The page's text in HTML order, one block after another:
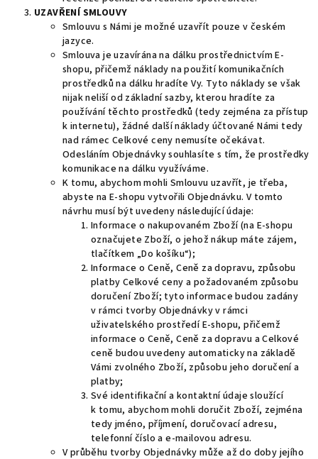
UZAVŘENÍ SMLOUVY
Smlouvu s Námi je možné uzavřít pouze v českém
jazyce.
Smlouva je uzavírána na dálku prostřednictvím E-
shopu, přičemž náklady na použití komunikačních
prostředků na dálku hradíte Vy. Tyto náklady se však
nijak neliší od základní sazby, kterou hradíte za
používání těchto prostředků (tedy zejména za přístup
k internetu), žádné další náklady účtované Námi tedy
nad rámec Celkové ceny nemusíte očekávat.
Odesláním Objednávky souhlasíte s tím, že prostředky
komunikace na dálku využíváme.
K tomu, abychom mohli Smlouvu uzavřít, je třeba,
abyste na E-shopu vytvořili Objednávku. V tomto
návrhu musí být uvedeny následující údaje:
Informace o nakupovaném Zboží (na E-shopu
označujete Zboží, o jehož nákup máte zájem,
tlačítkem „Do košíku“);
Informace o Ceně, Ceně za dopravu, způsobu
platby Celkové ceny a požadovaném způsobu
doručení Zboží; tyto informace budou zadány
v rámci tvorby Objednávky v rámci
uživatelského prostředí E-shopu, přičemž
informace o Ceně, Ceně za dopravu a Celkové
ceně budou uvedeny automaticky na základě
Vámi zvolného Zboží, způsobu jeho doručení a
platby;
Své identifikační a kontaktní údaje sloužící
k tomu, abychom mohli doručit Zboží, zejména
tedy jméno, příjmení, doručovací adresu,
telefonní číslo a e-mailovou adresu.
V průběhu tvorby Objednávky může až do doby jejího